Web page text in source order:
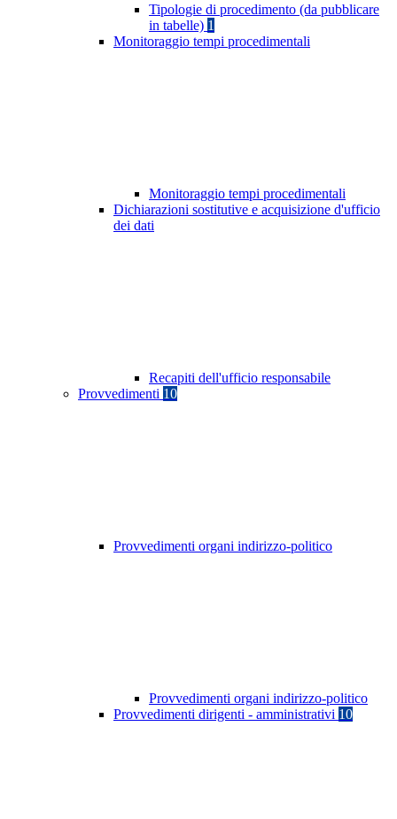
Tipologie di procedimento (da pubblicare
in tabelle) 1
Monitoraggio tempi procedimentali
Monitoraggio tempi procedimentali
Dichiarazioni sostitutive e acquisizione d'ufficio
dei dati
Recapiti dell'ufficio responsabile
Provvedimenti 10
Provvedimenti organi indirizzo-politico
Provvedimenti organi indirizzo-politico
Provvedimenti dirigenti - amministrativi 10